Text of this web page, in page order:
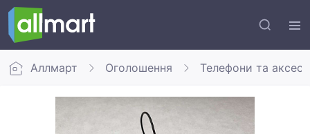
Аллмарт Оголошення Телефони та